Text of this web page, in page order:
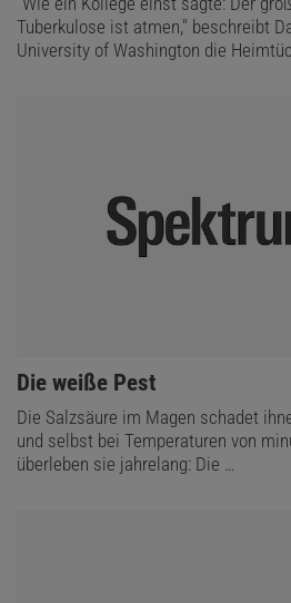
Tuberkulose ist atmen," beschreibt
University of Washington die
:
Die weiße Pest
Die Salzsäure im Magen schadet
und selbst bei Temperaturen von
überleben sie jahrelang: Die …